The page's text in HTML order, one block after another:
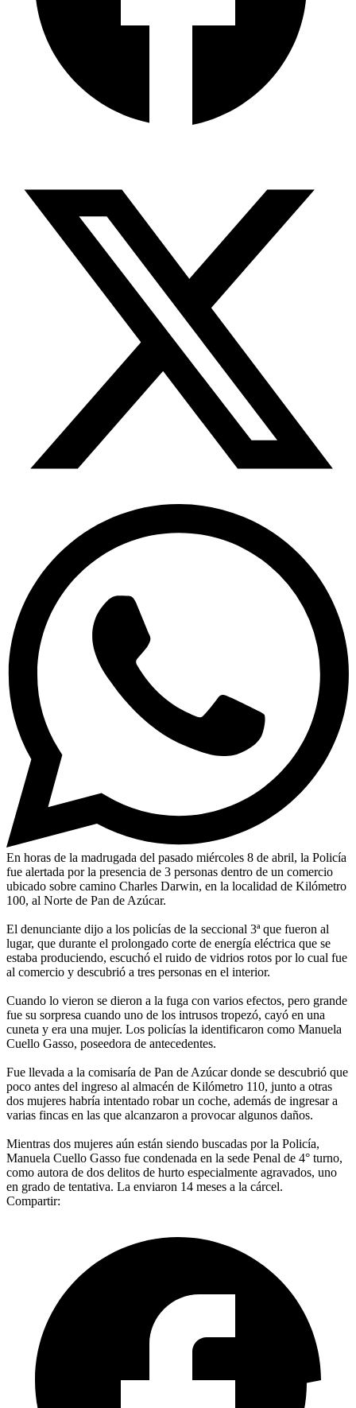
En horas de la madrugada del pasado miércoles 8 de abril, la Policía
fue alertada por la presencia de 3 personas dentro de un comercio
ubicado sobre camino Charles Darwin, en la localidad de Kilómetro
100, al Norte de Pan de Azúcar.
El denunciante dijo a los policías de la seccional 3ª que fueron al
lugar, que durante el prolongado corte de energía eléctrica que se
estaba produciendo, escuchó el ruido de vidrios rotos por lo cual fue
al comercio y descubrió a tres personas en el interior.
Cuando lo vieron se dieron a la fuga con varios efectos, pero grande
fue su sorpresa cuando uno de los intrusos tropezó, cayó en una
cuneta y era una mujer. Los policías la identificaron como Manuela
Cuello Gasso, poseedora de antecedentes.
Fue llevada a la comisaría de Pan de Azúcar donde se descubrió que
poco antes del ingreso al almacén de Kilómetro 110, junto a otras
dos mujeres habría intentado robar un coche, además de ingresar a
varias fincas en las que alcanzaron a provocar algunos daños.
Mientras dos mujeres aún están siendo buscadas por la Policía,
Manuela Cuello Gasso fue condenada en la sede Penal de 4° turno,
como autora de dos delitos de hurto especialmente agravados, uno
en grado de tentativa. La enviaron 14 meses a la cárcel.
Compartir: